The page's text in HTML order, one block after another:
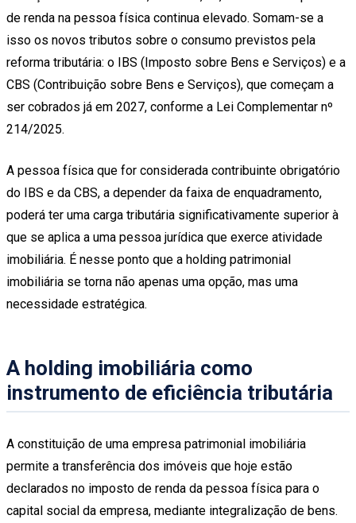
de renda na pessoa física continua elevado. Somam-se a
isso os novos tributos sobre o consumo previstos pela
reforma tributária: o IBS (Imposto sobre Bens e Serviços) e a
CBS (Contribuição sobre Bens e Serviços), que começam a
ser cobrados já em 2027, conforme a Lei Complementar nº
214/2025.
A pessoa física que for considerada contribuinte obrigatório
do IBS e da CBS, a depender da faixa de enquadramento,
poderá ter uma carga tributária significativamente superior à
que se aplica a uma pessoa jurídica que exerce atividade
imobiliária. É nesse ponto que a holding patrimonial
imobiliária se torna não apenas uma opção, mas uma
necessidade estratégica.
A holding imobiliária como
instrumento de eficiência tributária
A constituição de uma empresa patrimonial imobiliária
permite a transferência dos imóveis que hoje estão
declarados no imposto de renda da pessoa física para o
capital social da empresa, mediante integralização de bens.